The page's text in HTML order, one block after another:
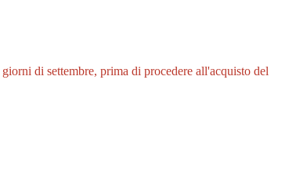
di settembre, prima di procedere all'acquisto del